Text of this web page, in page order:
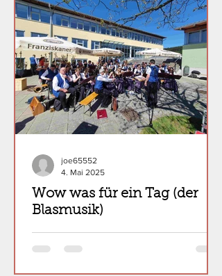
Wow was für ein Tag (der
Blasmusik)
joe65552
4. Mai 2025